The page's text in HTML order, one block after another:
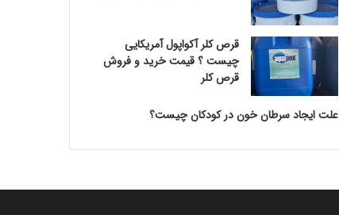
قرص کلر آکواپول آمریکایی
چیست ؟ قیمت خرید و فروش
قرص کلر
علت ایجاد سرطان خون در کودکان چیست؟